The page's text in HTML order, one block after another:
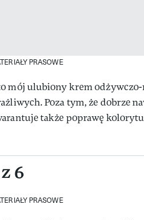
PRASOWE
mój ulubiony krem
Poza tym, że dobrze
także poprawę
6
PRASOWE